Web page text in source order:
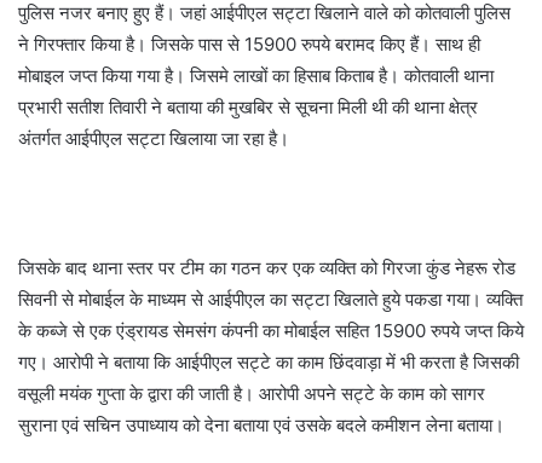
पुलिस नजर बनाए हुए हैं। जहां आईपीएल सट्टा खिलाने वाले को कोतवाली पुलिस
ने गिरफ्तार किया है। जिसके पास से 15900 रुपये बरामद किए हैं। साथ ही
मोबाइल जप्त किया गया है। जिसमे लाखों का हिसाब किताब है। कोतवाली थाना
प्रभारी सतीश तिवारी ने बताया की मुखबिर से सूचना मिली थी की थाना क्षेत्र
अंतर्गत आईपीएल सट्टा खिलाया जा रहा है।
जिसके बाद थाना स्तर पर टीम का गठन कर एक व्यक्ति को गिरजा कुंड नेहरू रोड
सिवनी से मोबाईल के माध्यम से आईपीएल का सट्टा खिलाते हुये पकडा गया। व्यक्ति
के कब्जे से एक एंड्रायड सेमसंग कंपनी का मोबाईल सहित 15900 रुपये जप्त किये
गए। आरोपी ने बताया कि आईपीएल सट्टे का काम छिंदवाड़ा में भी करता है जिसकी
वसूली मयंक गुप्ता के द्वारा की जाती है। आरोपी अपने सट्टे के काम को सागर
सुराना एवं सचिन उपाध्याय को देना बताया एवं उसके बदले कमीशन लेना बताया।